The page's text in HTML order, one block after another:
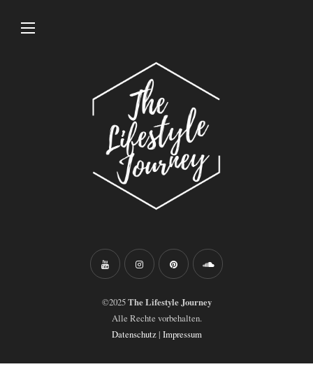
©2025The Lifestyle Journey
Alle Rechte vorbehalten.
Datenschutz| Impressum